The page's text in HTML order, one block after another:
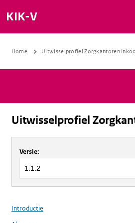
KIK-V
Home Uitwisselprofiel Zorgkantoren
Uitwisselprofiel
Over
Versie:
Introductie